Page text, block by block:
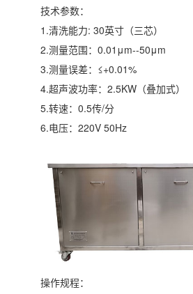
技术参数：
1.清洗能力: 30英寸（三芯）
2.测量范围：0.01μm--50μm
3.测量误差：≤+0.01%
4.超声波功率：2.5KW（叠加式）
5.转速：0.5传/分
6.电压：220V 50Hz
操作规程：